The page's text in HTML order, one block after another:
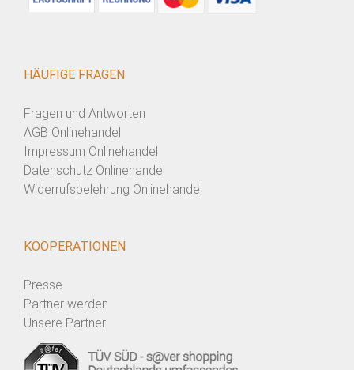
HÄUFIGE FRAGEN
Fragen und Antworten
AGB Onlinehandel
Impressum Onlinehandel
Datenschutz Onlinehandel
Widerrufsbelehrung Onlinehandel
KOOPERATIONEN
Presse
Partner werden
Unsere Partner